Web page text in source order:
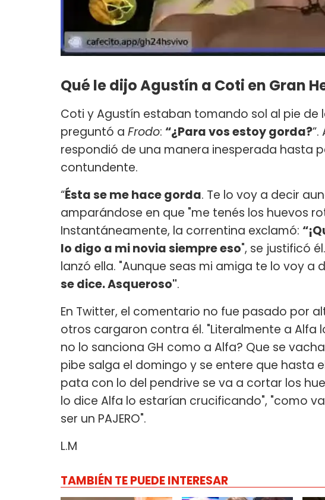
Qué le dijo Agustín a Coti en Gran
Coti y Agustín estaban tomando sol al pie
preguntó a Frodo: “¿Para vos estoy gorda?
respondió de una manera inesperada hasta
contundente.
“Ésta se me hace gorda. Te lo voy a decir
amparándose en que "me tenés los huevos
Instantáneamente, la correntina exclamó:
lo digo a mi novia siempre eso", se justificó él.
lanzó ella. "Aunque seas mi amiga te lo voy a
se dice. Asqueroso".
En Twitter, el comentario no fue pasado por
otros cargaron contra él. "Literalmente a Alfa
no lo sanciona GH como a Alfa? Que se
pibe salga el domingo y se entere que hasta
pata con lo del pendrive se va a cortar los
lo dice Alfa lo estarían crucificando", "como
ser un PAJERO".
L.M
TAMBIÉN TE PUEDE INTERESAR